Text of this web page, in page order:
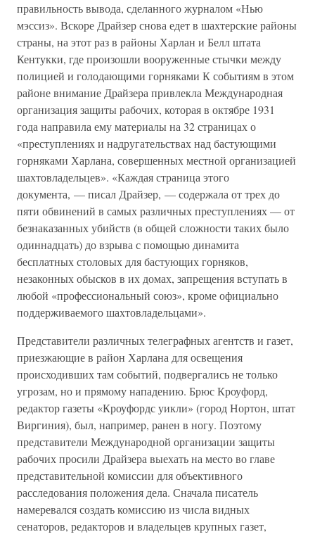
правильность вывода, сделанного журналом «Нью
мэссиз». Вскоре Драйзер снова едет в шахтерские районы
страны, на этот раз в районы Харлан и Белл штата
Кентукки, где произошли вооруженные стычки между
полицией и голодающими горняками К событиям в этом
районе внимание Драйзера привлекла Международная
организация защиты рабочих, которая в октябре 1931
года направила ему материалы на 32 страницах о
«преступлениях и надругательствах над бастующими
горняками Харлана, совершенных местной организацией
шахтовладельцев». «Каждая страница этого
документа, — писал Драйзер, — содержала от трех до
пяти обвинений в самых различных преступлениях — от
безнаказанных убийств (в общей сложности таких было
одиннадцать) до взрыва с помощью динамита
бесплатных столовых для бастующих горняков,
незаконных обысков в их домах, запрещения вступать в
любой «профессиональный союз», кроме официально
поддерживаемого шахтовладельцами».
Представители различных телеграфных агентств и газет,
приезжающие в район Харлана для освещения
происходивших там событий, подвергались не только
угрозам, но и прямому нападению. Брюс Кроуфорд,
редактор газеты «Кроуфордс уикли» (город Нортон, штат
Виргиния), был, например, ранен в ногу. Поэтому
представители Международной организации защиты
рабочих просили Драйзера выехать на место во главе
представительной комиссии для объективного
расследования положения дела. Сначала писатель
намеревался создать комиссию из числа видных
сенаторов, редакторов и владельцев крупных газет,